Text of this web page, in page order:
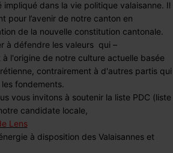
impliqué dans la vie politique valaisanne. Il
pour l’avenir de notre canton en
de la nouvelle constitution cantonale.
à défendre les valeurs qui –
à l'origine de notre culture actuelle basée
contrairement à d'autres partis qui
fondements.
vous invitons à soutenir la liste PDC (liste
candidate locale,
Lens
à disposition des Valaisannes et